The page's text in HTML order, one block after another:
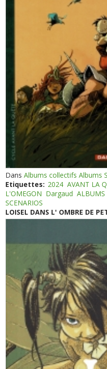
DansAlbums collectifs Albums
Etiquettes: 2024 AVANT LA
L'OMEGON Dargaud ALBUMS
SCENARIOS
LOISEL DANS L' OMBRE DE